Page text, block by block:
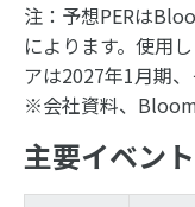
注：予想PERは
によります。使用
アは2027年1月期、
※会社資料、
主要イベン